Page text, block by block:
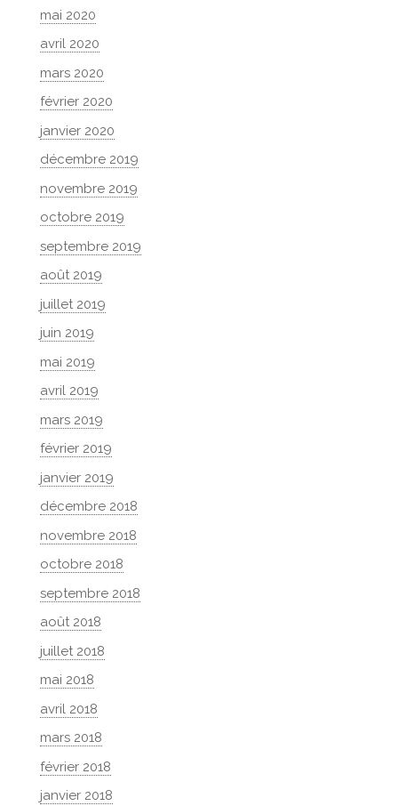
mai 2020
avril 2020
mars 2020
février 2020
janvier 2020
décembre 2019
novembre 2019
octobre 2019
septembre 2019
août 2019
juillet 2019
juin 2019
mai 2019
avril 2019
mars 2019
février 2019
janvier 2019
décembre 2018
novembre 2018
octobre 2018
septembre 2018
août 2018
juillet 2018
mai 2018
avril 2018
mars 2018
février 2018
janvier 2018